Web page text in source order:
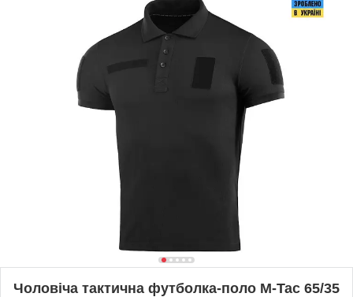
Чоловіча тактична футболка-поло M-Tac 65/35